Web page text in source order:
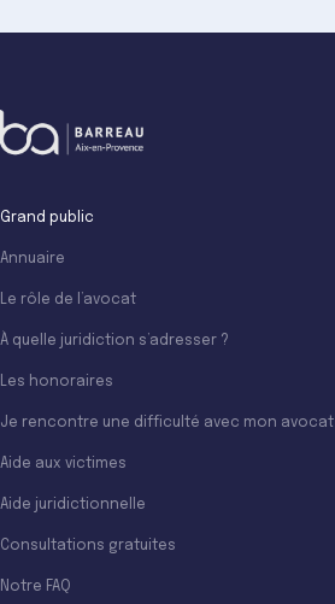
Grand public
Annuaire
Le rôle de l’avocat
À quelle juridiction s’adresser ?
Les honoraires
Je rencontre une difficulté avec mon avocat
Aide aux victimes
Aide juridictionnelle
Consultations gratuites
Notre FAQ